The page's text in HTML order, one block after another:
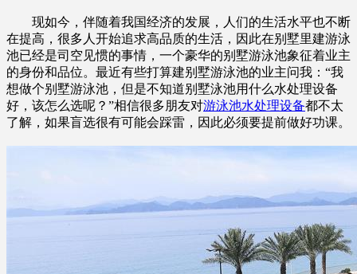
现如今，伴随着我国经济的发展，人们的生活水平也不断
在提高，很多人开始追求高品质的生活，因此在别墅里建游泳
池已经是司空见惯的事情，一个豪华的别墅游泳池象征着业主
的身份和品位。最近有些打算建别墅游泳池的业主问我：“我
想做个别墅游泳池，但是不知道别墅泳池用什么水处理设备
好，该怎么选呢？”相信很多朋友对游泳池水处理设备都不太
了解，如果盲选很有可能会踩雷，因此必须要提前做好功课。